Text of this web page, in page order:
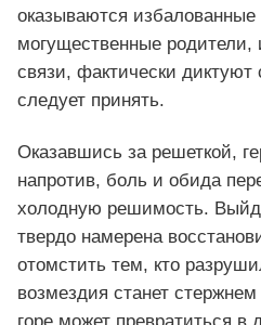
оказываются
могущественные родители,
связи, фактически диктуют
следует принять.
Оказавшись за решеткой,
напротив, боль и обида
холодную решимость.
твердо намерена
отомстить тем, кто
возмездия станет